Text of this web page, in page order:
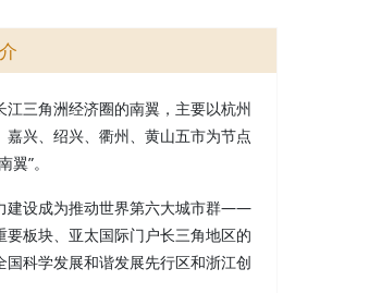
江三角洲经济圈的南翼，主要以杭州
嘉兴、绍兴、衢州、黄山五市为节点
”。
建设成为推动世界第六大城市群——
要板块、亚太国际门户长三角地区的
国科学发展和谐发展先行区和浙江创